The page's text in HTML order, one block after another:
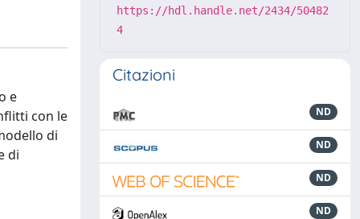
e
con le
di
di
https://hdl.handle.net/2434/50482
4
Citazioni
ND
ND
ND
ND